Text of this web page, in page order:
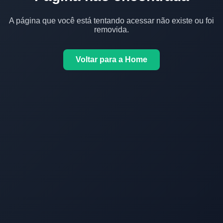
A página que você está tentando acessar não existe ou foi
removida.
Voltar para a Home